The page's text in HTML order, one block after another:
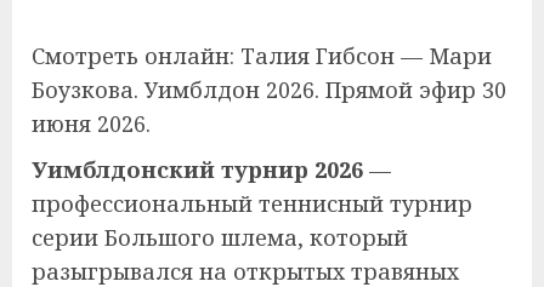
Смотреть онлайн: Талия Гибсон — Мари
Боузкова. Уимблдон 2026. Прямой эфир 30
июня 2026.
Уимблдонский турнир 2026 —
профессиональный теннисный турнир
серии Большого шлема, который
разыгрывался на открытых травяных